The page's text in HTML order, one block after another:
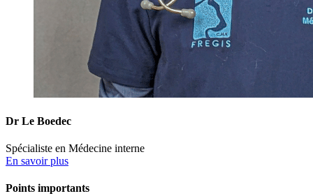
Dr Le Boedec
Spécialiste en Médecine interne
En savoir plus
Points importants